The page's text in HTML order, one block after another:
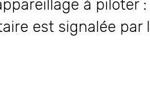
à piloter :
est signalée par